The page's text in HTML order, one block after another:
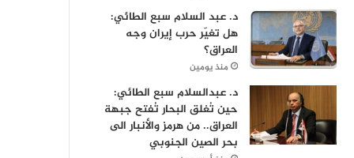
د. عبد السلام سبع الطائي:
هل تغيّر حرب إيران وجه
العراق؟
منذ يومين
د. عبدالسلام سبع الطائي:
حين تُغلق البحار تُفتح جبهة
العراق.. من هرمز والأنبار الى
بحر الصين الجنوبي